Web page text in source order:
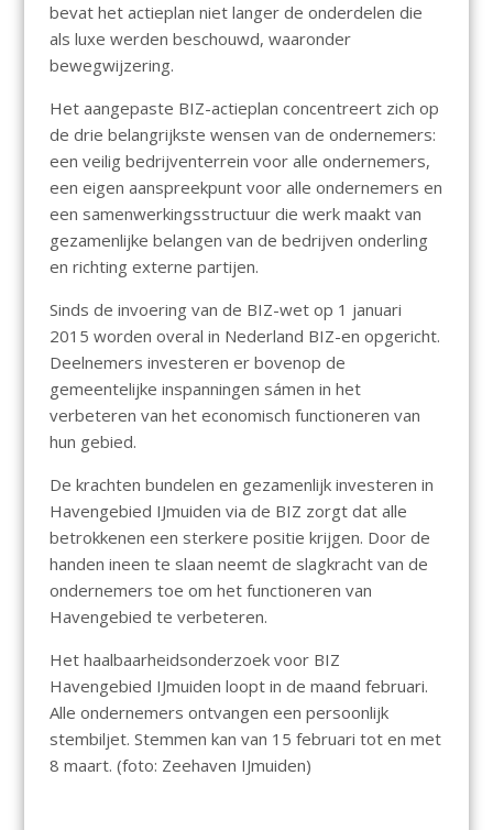
bevat het actieplan niet langer de onderdelen die
als luxe werden beschouwd, waaronder
bewegwijzering.
Het aangepaste BIZ-actieplan concentreert zich op
de drie belangrijkste wensen van de ondernemers:
een veilig bedrijventerrein voor alle ondernemers,
een eigen aanspreekpunt voor alle ondernemers en
een samenwerkingsstructuur die werk maakt van
gezamenlijke belangen van de bedrijven onderling
en richting externe partijen.
Sinds de invoering van de BIZ-wet op 1 januari
2015 worden overal in Nederland BIZ-en opgericht.
Deelnemers investeren er bovenop de
gemeentelijke inspanningen sámen in het
verbeteren van het economisch functioneren van
hun gebied.
De krachten bundelen en gezamenlijk investeren in
Havengebied IJmuiden via de BIZ zorgt dat alle
betrokkenen een sterkere positie krijgen. Door de
handen ineen te slaan neemt de slagkracht van de
ondernemers toe om het functioneren van
Havengebied te verbeteren.
Het haalbaarheidsonderzoek voor BIZ
Havengebied IJmuiden loopt in de maand februari.
Alle ondernemers ontvangen een persoonlijk
stembiljet. Stemmen kan van 15 februari tot en met
8 maart. (foto: Zeehaven IJmuiden)